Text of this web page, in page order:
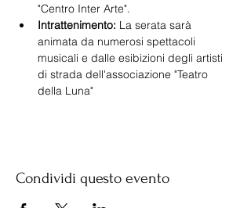
"Centro Inter Arte".
Intrattenimento: La serata sarà
animata da numerosi spettacoli
musicali e dalle esibizioni degli artisti
di strada dell'associazione "Teatro
della Luna"
Condividi questo evento